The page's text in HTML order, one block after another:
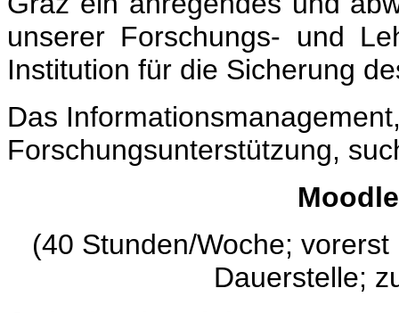
unserer Forschungs- und
Institution für die Sicherung
Das
Forschungsunterstützung,
(40 Stunden/Woche;
Dauerstelle;